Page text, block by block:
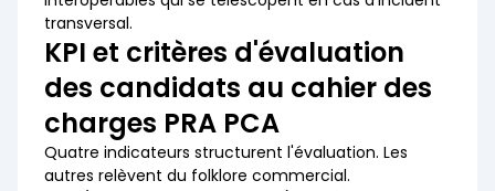
transversal.
KPI et critères d'évaluation
des candidats au cahier des
charges PRA PCA
Quatre indicateurs structurent l'évaluation. Les
autres relèvent du folklore commercial.